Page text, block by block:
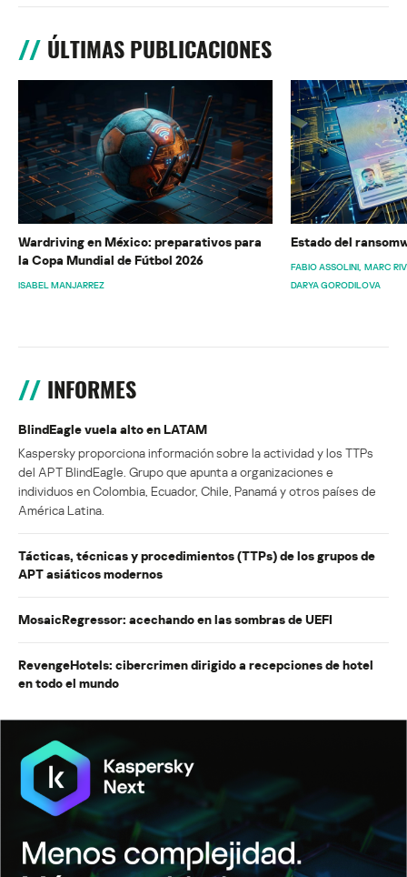
ÚLTIMAS PUBLICACIONES
Wardriving en México: preparativos para
la Copa Mundial de Fútbol 2026
ISABEL MANJARREZ
Estado del
FABIO ASSOLINI MARC
DARYA GORODILOVA
INFORMES
BlindEagle vuela alto en LATAM
Kaspersky proporciona información sobre la actividad y los TTPs
del APT BlindEagle. Grupo que apunta a organizaciones e
individuos en Colombia, Ecuador, Chile, Panamá y otros países de
América Latina.
Tácticas, técnicas y procedimientos (TTPs) de los grupos de
APT asiáticos modernos
MosaicRegressor: acechando en las sombras de UEFI
RevengeHotels: cibercrimen dirigido a recepciones de hotel
en todo el mundo